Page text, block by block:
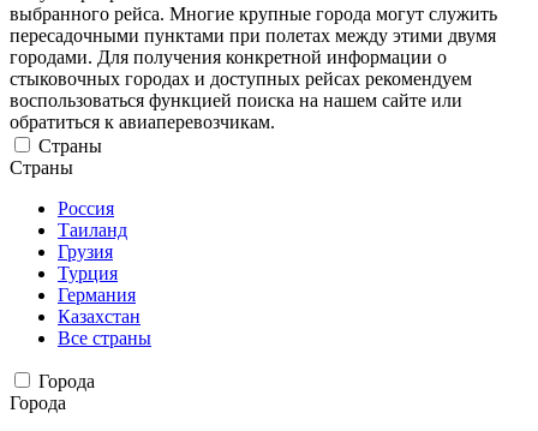
выбранного рейса. Многие крупные города могут служить
пересадочными пунктами при полетах между этими двумя
городами. Для получения конкретной информации о
стыковочных городах и доступных рейсах рекомендуем
воспользоваться функцией поиска на нашем сайте или
обратиться к авиаперевозчикам.
Страны
Страны
Россия
Таиланд
Грузия
Турция
Германия
Казахстан
Все страны
Города
Города